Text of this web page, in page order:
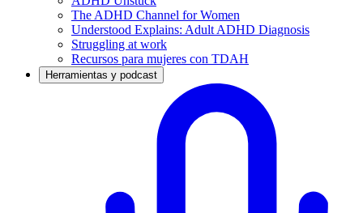
The ADHD Channel for Women
Understood Explains: Adult ADHD Diagnosis
Struggling at work
Recursos para mujeres con TDAH
Herramientas y podcast